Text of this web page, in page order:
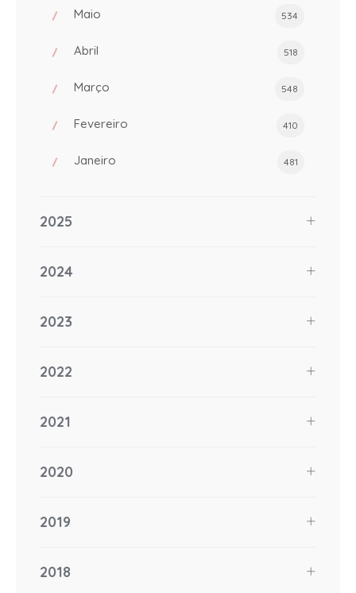
Maio 534
Abril 518
Março 548
Fevereiro 410
Janeiro 481
2025
2024
2023
2022
2021
2020
2019
2018